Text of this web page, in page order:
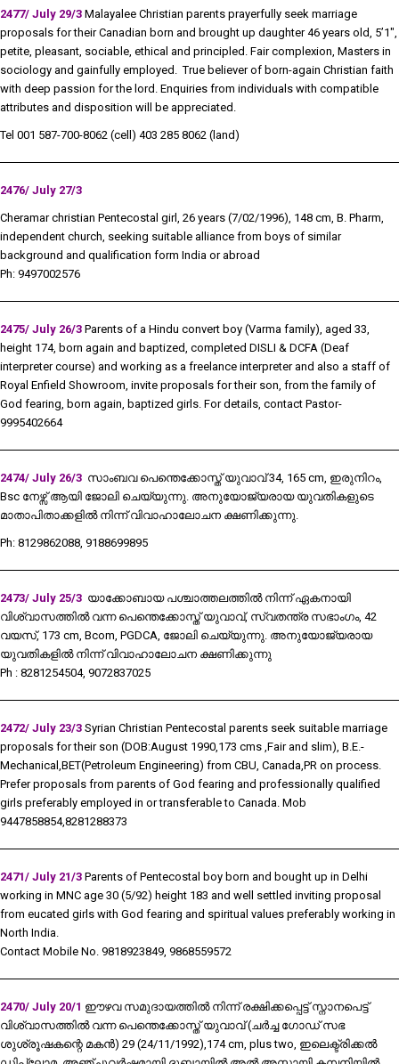
2477/ July 29/3 Malayalee Christian parents prayerfully seek marriage
proposals for their Canadian born and brought up daughter 46 years old, 5’1″,
petite, pleasant, sociable, ethical and principled. Fair complexion, Masters in
sociology and gainfully employed. True believer of born-again Christian faith
with deep passion for the lord. Enquiries from individuals with compatible
attributes and disposition will be appreciated.
Tel 001 587-700-8062 (cell) 403 285 8062 (land)
2476/ July 27/3
Cheramar christian Pentecostal girl, 26 years (7/02/1996), 148 cm, B. Pharm,
independent church, seeking suitable alliance from boys of similar
background and qualification form India or abroad
Ph: 9497002576
2475/ July 26/3 Parents of a Hindu convert boy (Varma family), aged 33,
height 174, born again and baptized, completed DISLI & DCFA (Deaf
interpreter course) and working as a freelance interpreter and also a staff of
Royal Enfield Showroom, invite proposals for their son, from the family of
God fearing, born again, baptized girls. For details, contact Pastor-
9995402664
2474/ July 26/3 സാംബവ പെന്തെക്കോസ്ത് യുവാവ് 34, 165 cm, ഇരുനിറം,
Bsc നേഴ്സ് ആയി ജോലി ചെയ്യുന്നു. അനുയോജ്യരായ യുവതികളുടെ
മാതാപിതാക്കളിൽ നിന്ന് വിവാഹാലോചന ക്ഷണിക്കുന്നു.
Ph: 8129862088, 9188699895
2473/ July 25/3 യാക്കോബായ പശ്ചാത്തലത്തിൽ നിന്ന് ഏകനായി
വിശ്വാസത്തിൽ വന്ന പെന്തെക്കോസ്ത് യുവാവ്, സ്വതന്ത്ര സഭാംഗം, 42
വയസ്, 173 cm, Bcom, PGDCA, ജോലി ചെയ്യുന്നു. അനുയോജ്യരായ
യുവതികളിൽ നിന്ന് വിവാഹാലോചന ക്ഷണിക്കുന്നു
Ph : 8281254504, 9072837025
2472/ July 23/3 Syrian Christian Pentecostal parents seek suitable marriage
proposals for their son (DOB:August 1990,173 cms ,Fair and slim), B.E.-
Mechanical,BET(Petroleum Engineering) from CBU, Canada,PR on process.
Prefer proposals from parents of God fearing and professionally qualified
girls preferably employed in or transferable to Canada. Mob
9447858854,8281288373
2471/ July 21/3 Parents of Pentecostal boy born and bought up in Delhi
working in MNC age 30 (5/92) height 183 and well settled inviting proposal
from eucated girls with God fearing and spiritual values preferably working in
North India.
Contact Mobile No. 9818923849, 9868559572
2470/ July 20/1 ഈഴവ സമുദായത്തിൽ നിന്ന് രക്ഷിക്കപ്പെട്ട് സ്നാനപെട്ട്
വിശ്വാസത്തിൽ വന്ന പെന്തെക്കോസ്ത് യുവാവ് (ചർച്ച ഗോഡ് സഭ
ശുശ്രൂഷകന്റെ മകൻ) 29 (24/11/1992),174 cm, plus two, ഇലെക്ട്രിക്കൽ